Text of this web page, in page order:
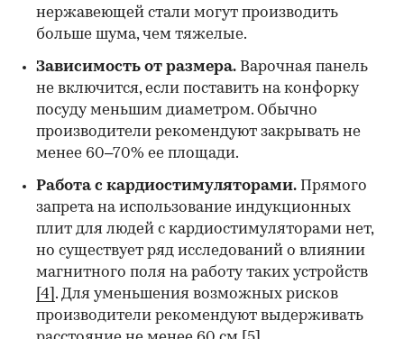
нержавеющей стали могут производить
больше шума, чем тяжелые.
Зависимость от размера. Варочная панель
не включится, если поставить на конфорку
посуду меньшим диаметром. Обычно
производители рекомендуют закрывать не
менее 60–70% ее площади.
Работа с кардиостимуляторами. Прямого
запрета на использование индукционных
плит для людей с кардиостимуляторами нет,
но существует ряд исследований о влиянии
магнитного поля на работу таких устройств
[4] . Для уменьшения возможных рисков
производители рекомендуют выдерживать